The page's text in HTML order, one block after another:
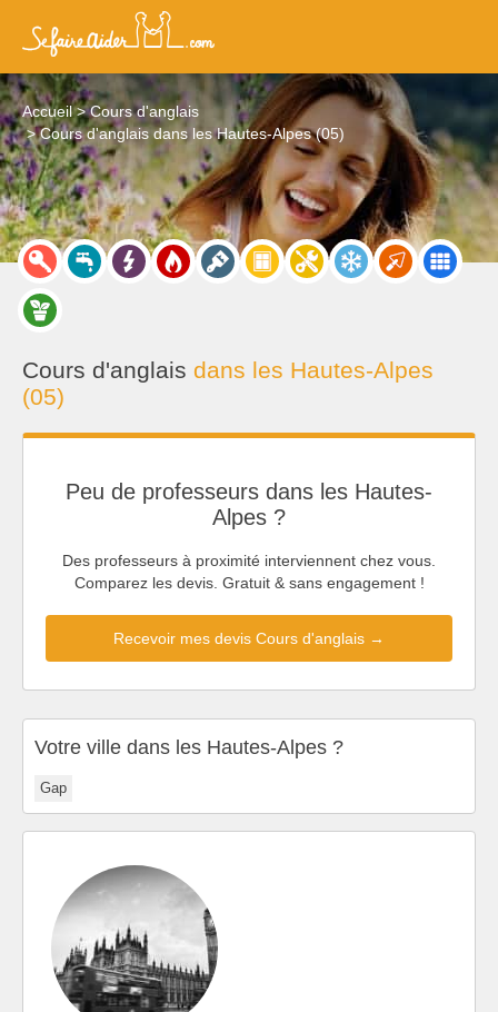
Accueil
Cours d'anglais
Cours d'anglais dans les Hautes-Alpes (05)
Cours d'anglais dans les Hautes-Alpes
(05)
Peu de professeurs dans les Hautes-
Alpes ?
Des professeurs à proximité interviennent chez vous.
Comparez les devis. Gratuit & sans engagement !
Recevoir mes devis Cours d'anglais →
Votre ville dans les Hautes-Alpes ?
Gap